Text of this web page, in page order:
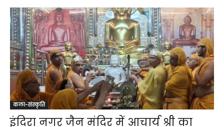
कला-संस्कृति
इंदिरा नगर जैन मंदिर में आचार्य श्री का